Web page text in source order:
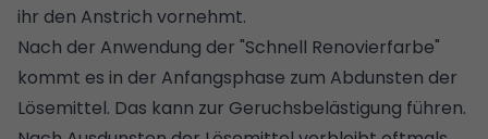
ihr den Anstrich vornehmt.
Nach der Anwendung der "Schnell Renovierfarbe"
kommt es in der Anfangsphase zum Abdunsten der
Lösemittel. Das kann zur Geruchsbelästigung führen.